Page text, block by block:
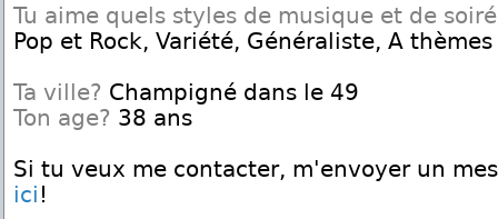
Tu aime quels styles de musique et de
Pop et Rock, Variété, Généraliste, A thèmes
Ta ville? Champigné dans le 49
Ton age? 38 ans
Si tu veux me contacter, m'envoyer un
ici !